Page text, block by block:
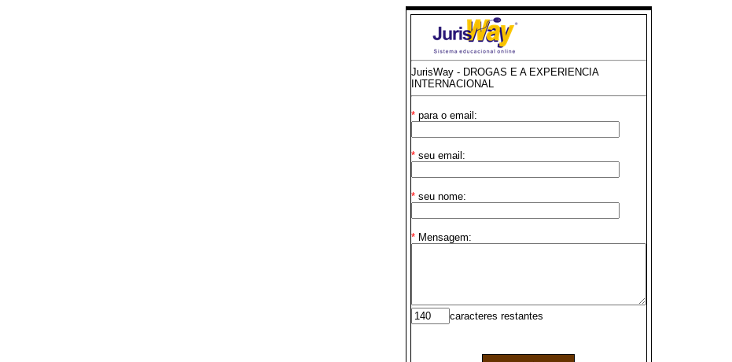
JurisWay - DROGAS E A EXPERIENCIA
INTERNACIONAL
*para o email:
*seu email:
*seu nome:
*Mensagem:
caracteres restantes